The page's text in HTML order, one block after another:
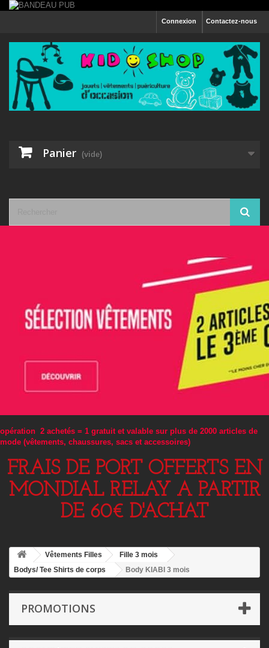
Contactez-nous
Connexion
Panier (vide)
opération 2 achetés = 1 gratuit et valable sur plus de 2000 articles de
mode (vêtements, chaussures, sacs et accessoires)
FRAIS DE PORT OFFERTS EN
MONDIAL RELAY A PARTIR
DE 60€ D'ACHAT
Vêtements Filles
Fille 3 mois
Bodys/ Tee Shirts de corps
Body KIABI 3 mois
PROMOTIONS